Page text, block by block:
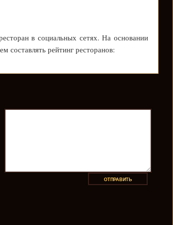
в социальных сетях. На основании
составлять рейтинг ресторанов: